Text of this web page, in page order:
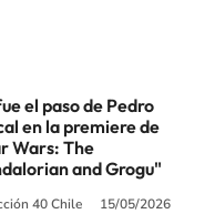
el paso de Pedro
en la premiere de
Wars: The
and Grogu"
40 Chile 15/05/2026